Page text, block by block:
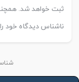
ثبت خواهد شد.
ناشناس دیدگاه خود